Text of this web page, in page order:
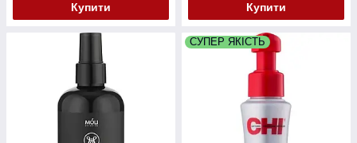
Купити Купити
СУПЕР ЯКІСТЬ